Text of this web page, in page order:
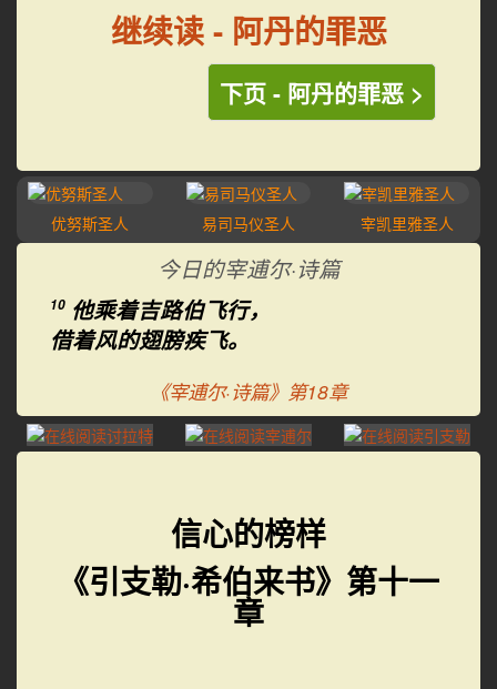
继续读 - 阿丹的罪恶
下页 - 阿丹的罪恶 >
努斯圣人 易司马仪圣人 宰凯里雅圣人 叶哈雅
今日的宰逋尔·诗篇
10 他乘着吉路伯飞行，
借着风的翅膀疾飞。
《宰逋尔·诗篇》第18章
信心的榜样
《引支勒·希伯来书》第十一
章